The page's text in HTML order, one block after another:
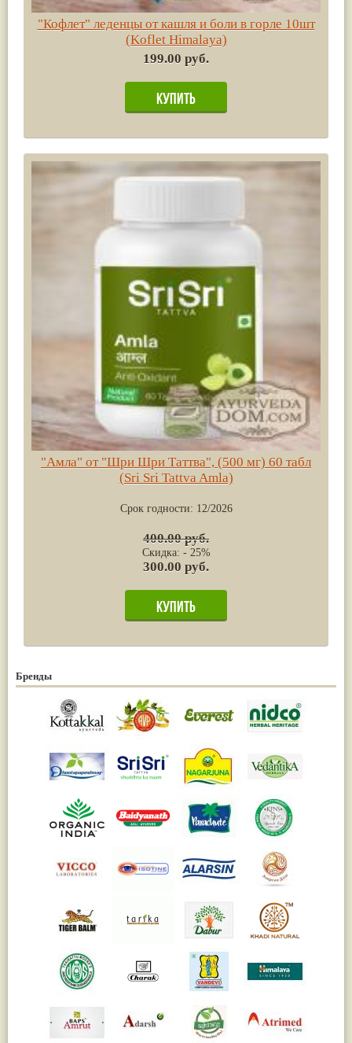
"Кофлет" леденцы от кашля и боли в горле 10шт
(Koflet Himalaya)
199.00 руб.
"Амла" от "Шри Шри Таттва", (500 мг) 60 табл
(Sri Sri Tattva Amla)
Срок годности: 12/2026
400.00 руб.
Скидка: - 25%
300.00 руб.
Бренды